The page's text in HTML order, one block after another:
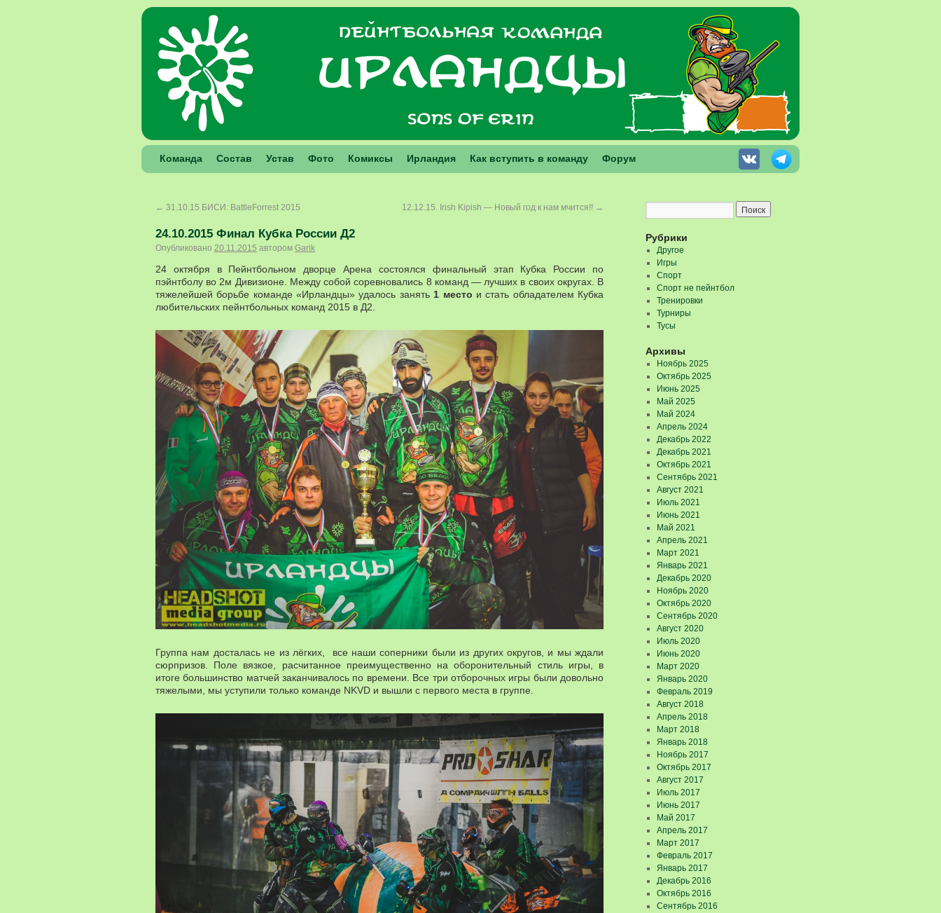
Команда Состав Устав Фото Комиксы Ирландия Как вступить в команду Форум
← 31.10.15 БИСИ: BattleForrest 2015 12.12.15. Irish Kipish — Новый год к нам мчится!! →
24.10.2015 Финал Кубка России Д2
Опубликовано 20.11.2015 автором Garik
24 октября в Пейнтбольном дворце Арена состоялся финальный этап Кубка России по
пэйнтболу во 2м Дивизионе. Между собой соревновались 8 команд — лучших в своих округах. В
тяжелейшей борьбе команде «Ирландцы» удалось занять 1 место и стать обладателем Кубка
любительских пейнтбольных команд 2015 в Д2.
Группа нам досталась не из лёгких, все наши соперники были из других округов, и мы ждали
сюрпризов. Поле вязкое, расчитанное преимущественно на оборонительный стиль игры, в
итоге большинство матчей заканчивалось по времени. Все три отборочных игры были довольно
тяжелыми, мы уступили только команде NKVD и вышли с первого места в группе.
Рубрики
Другое
Игры
Спорт
Спорт не пейнтбол
Тренировки
Турниры
Тусы
Архивы
Ноябрь 2025
Октябрь 2025
Июнь 2025
Май 2025
Май 2024
Апрель 2024
Декабрь 2022
Декабрь 2021
Октябрь 2021
Сентябрь 2021
Август 2021
Июль 2021
Июнь 2021
Май 2021
Апрель 2021
Март 2021
Январь 2021
Декабрь 2020
Ноябрь 2020
Октябрь 2020
Сентябрь 2020
Август 2020
Июль 2020
Июнь 2020
Март 2020
Январь 2020
Февраль 2019
Август 2018
Апрель 2018
Март 2018
Январь 2018
Ноябрь 2017
Октябрь 2017
Август 2017
Июль 2017
Июнь 2017
Май 2017
Апрель 2017
Март 2017
Февраль 2017
Январь 2017
Декабрь 2016
Октябрь 2016
Сентябрь 2016